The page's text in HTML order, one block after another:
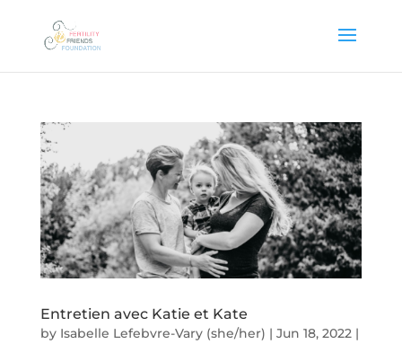
Entretien avec Katie et Kate
by Isabelle Lefebvre-Vary (she/her) | Jun 18, 2022|